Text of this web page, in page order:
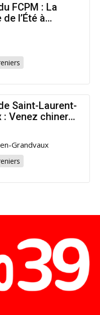
FCPM : La
l’Été à
Saint-Laurent-
: Venez chiner
!
Grandvaux